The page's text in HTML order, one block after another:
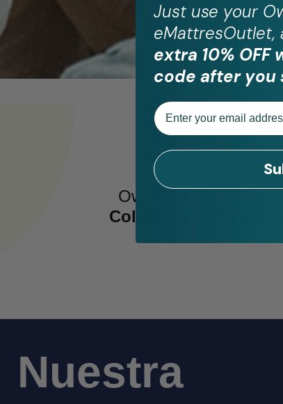
Own.lease le brinda
Colchones,
Nuestra
Just use your
eMattresOutlet,
extra 10%
code after you
Email